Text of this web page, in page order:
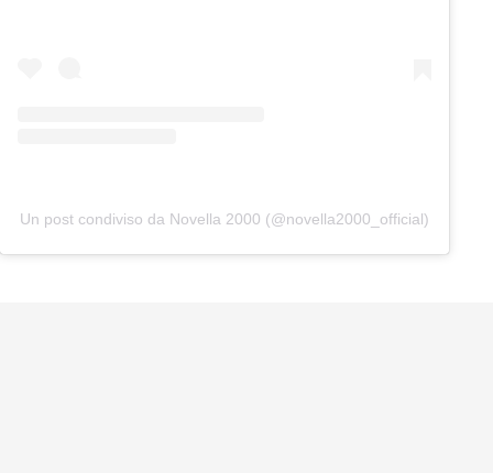
Un post condiviso da Novella 2000 (@novella2000_official)